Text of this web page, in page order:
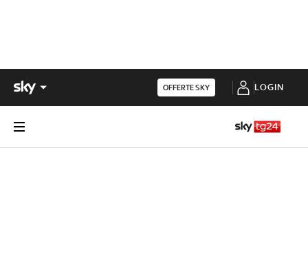
OFFERTE SKY LOGIN